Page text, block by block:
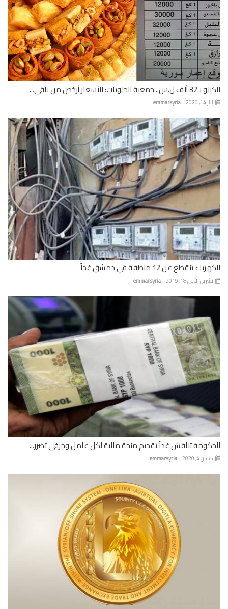
الحلويات: الأسعار أرخص من باقي...
emmarsyria
تنقطع عن 12 منطقة في دمشق غداً
emmarsyria الأول 18, 2019
تناقش غداً تقديم منحة مالية لكل عامل وحرفي تضرر...
emmarsyria 4, 2020